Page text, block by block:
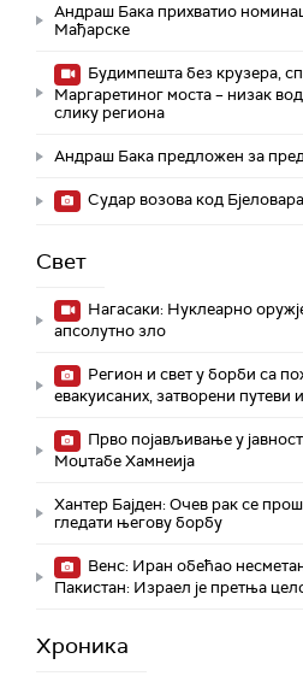
Андраш Бака прихватио
Мађарске
Будимпешта без крузера,
Маргаретиног моста – низак
слику региона
Андраш Бакa предложен за
Судар возова код
Свет
Нагасаки: Нуклеарно
апсолутно зло
Регион и свет у борби са
евакуисаних, затворени путеви
Прво појављивање у
Моџтабe Хамнеија
Хантер Бајден: Очев рак се
гледати његову борбу
Венс: Иран обећао
Пакистан: Израел је претња
Хроника